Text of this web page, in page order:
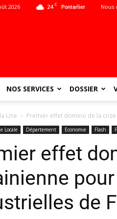
24 C Pontarlier
2026 Nous
NOS SERVICES DOSSIER
Une Premier effet domino de la
Locale Département Economie Flash
effet
de